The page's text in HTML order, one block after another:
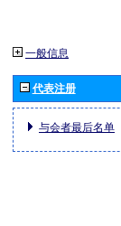
一般信息
代表注册
与会者最后名单